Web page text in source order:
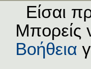
Είσαι
Μπορείς
Βοήθεια